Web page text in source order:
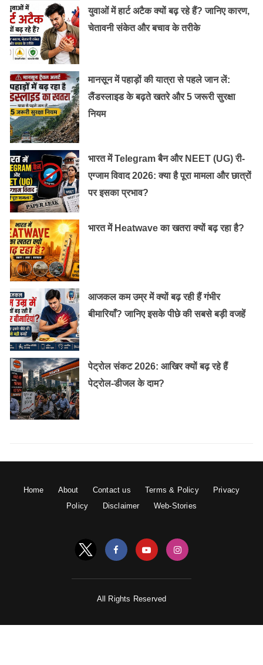
युवाओं में हार्ट अटैक क्यों बढ़ रहे हैं? जानिए कारण,
चेतावनी संकेत और बचाव के तरीके
मानसून में पहाड़ों की यात्रा से पहले जान लें:
लैंडस्लाइड के बढ़ते खतरे और 5 जरूरी सुरक्षा
नियम
भारत में Telegram बैन और NEET (UG) री-
एग्जाम विवाद 2026: क्या है पूरा मामला और छात्रों
पर इसका प्रभाव?
भारत में Heatwave का खतरा क्यों बढ़ रहा है?
आजकल कम उम्र में क्यों बढ़ रही हैं गंभीर
बीमारियाँ? जानिए इसके पीछे की सबसे बड़ी वजहें
पेट्रोल संकट 2026: आखिर क्यों बढ़ रहे हैं
पेट्रोल-डीजल के दाम?
Home About Contact us Terms & Policy
Privacy
Policy
Disclaimer Web-Stories
All Rights Reserved